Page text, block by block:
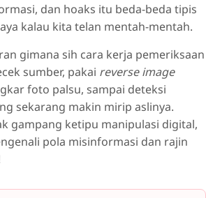
dan hoaks itu beda-beda tipis
kalau kita telan mentah-mentah.
gimana sih cara kerja pemeriksaan
sumber, pakai reverse image
foto palsu, sampai deteksi
sekarang makin mirip aslinya.
gampang ketipu manipulasi digital,
pola misinformasi dan rajin